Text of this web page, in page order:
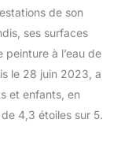
de son
ses surfaces
peinture à l’eau de
le 28 juin 2023, a
et enfants, en
4,3 étoiles sur 5.